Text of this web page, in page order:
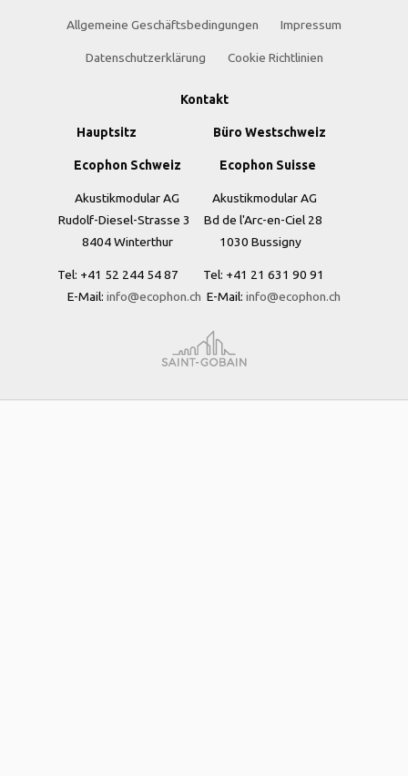
Allgemeine Geschäftsbedingungen Impressum
Datenschutzerklärung Cookie Richtlinien
Kontakt
Hauptsitz Büro Westschweiz
Ecophon Schweiz Ecophon Suisse
Akustikmodular AG Akustikmodular AG
Rudolf-Diesel-Strasse 3 Bd de l'Arc-en-Ciel 28
8404 Winterthur 1030 Bussigny
Tel: +41 52 244 54 87 Tel: +41 21 631 90 91
E-Mail: info@ecophon.ch E-Mail: info@ecophon.ch